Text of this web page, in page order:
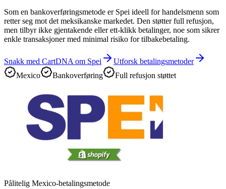
Som en bankoverføringsmetode er Spei ideell for handelsmenn som
retter seg mot det meksikanske markedet. Den støtter full refusjon,
men tilbyr ikke gjentakende eller ett-klikk betalinger, noe som sikrer
enkle transaksjoner med minimal risiko for tilbakebetaling.
Snakk med CartDNA om Spei
Utforsk betalingsmetoder
Mexico
Bankoverføring Full refusjon støttet
Pålitelig Mexico-betalingsmetode